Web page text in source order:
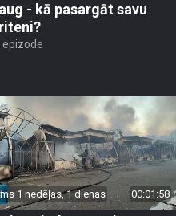
- kā pasargāt savu
epizode
1 nedēļas, 1 dienas 00:01:58